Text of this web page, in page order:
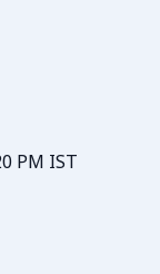
PM IST